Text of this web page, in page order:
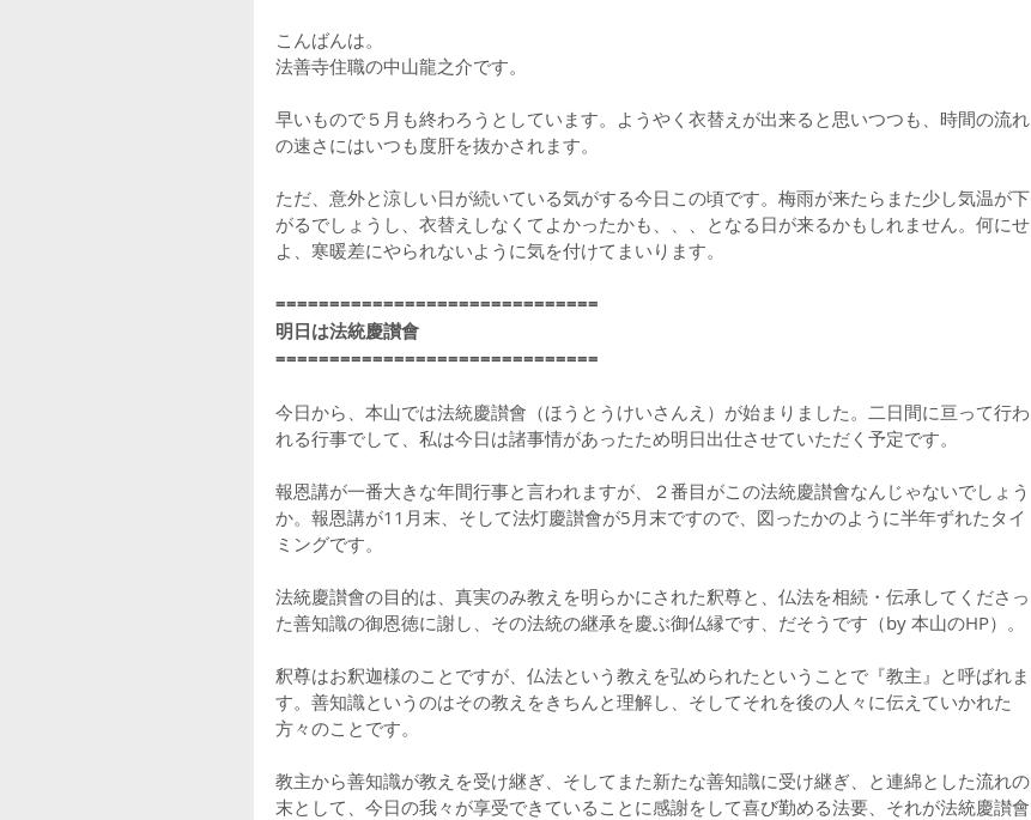
こんばんは。
法善寺住職の中山龍之介です。
早いもので５月も終わろうとしています。ようやく衣替えが出来ると思いつつも、時間の流れ
の速さにはいつも度肝を抜かされます。
ただ、意外と涼しい日が続いている気がする今日この頃です。梅雨が来たらまた少し気温が下
がるでしょうし、衣替えしなくてよかったかも、、、となる日が来るかもしれません。何にせ
よ、寒暖差にやられないように気を付けてまいります。
==============================
明日は法統慶讃會
==============================
今日から、本山では法統慶讃會（ほうとうけいさんえ）が始まりました。二日間に亘って行わ
れる行事でして、私は今日は諸事情があったため明日出仕させていただく予定です。
報恩講が一番大きな年間行事と言われますが、２番目がこの法統慶讃會なんじゃないでしょう
か。報恩講が11月末、そして法灯慶讃會が5月末ですので、図ったかのように半年ずれたタイ
ミングです。
法統慶讃會の目的は、真実のみ教えを明らかにされた釈尊と、仏法を相続・伝承してくださっ
た善知識の御恩徳に謝し、その法統の継承を慶ぶ御仏縁です、だそうです（by 本山のHP）。
釈尊はお釈迦様のことですが、仏法という教えを弘められたということで『教主』と呼ばれま
す。善知識というのはその教えをきちんと理解し、そしてそれを後の人々に伝えていかれた
方々のことです。
教主から善知識が教えを受け継ぎ、そしてまた新たな善知識に受け継ぎ、と連綿とした流れの
末として、今日の我々が享受できていることに感謝をして喜び勤める法要、それが法統慶讃會